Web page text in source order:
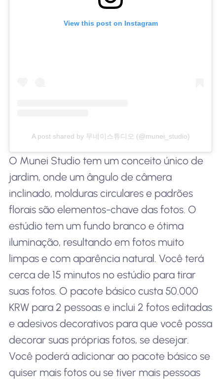
View this post on Instagram
A post shared by 무네이스튜디오 (@munei_studio)
O Munei Studio tem um conceito único de
jardim, onde um ângulo de câmera
inclinado, molduras circulares e padrões
florais são elementos-chave das fotos. O
estúdio tem um fundo branco e ótima
iluminação, resultando em fotos muito
limpas e com aparência natural. Você terá
cerca de 15 minutos no estúdio para tirar
suas fotos. O pacote básico custa 50.000
KRW para 2 pessoas e inclui 2 fotos editadas
e adesivos decorativos para que você possa
decorar suas próprias fotos, se desejar.
Você poderá adicionar ao pacote básico se
quiser mais fotos ou se tiver mais pessoas